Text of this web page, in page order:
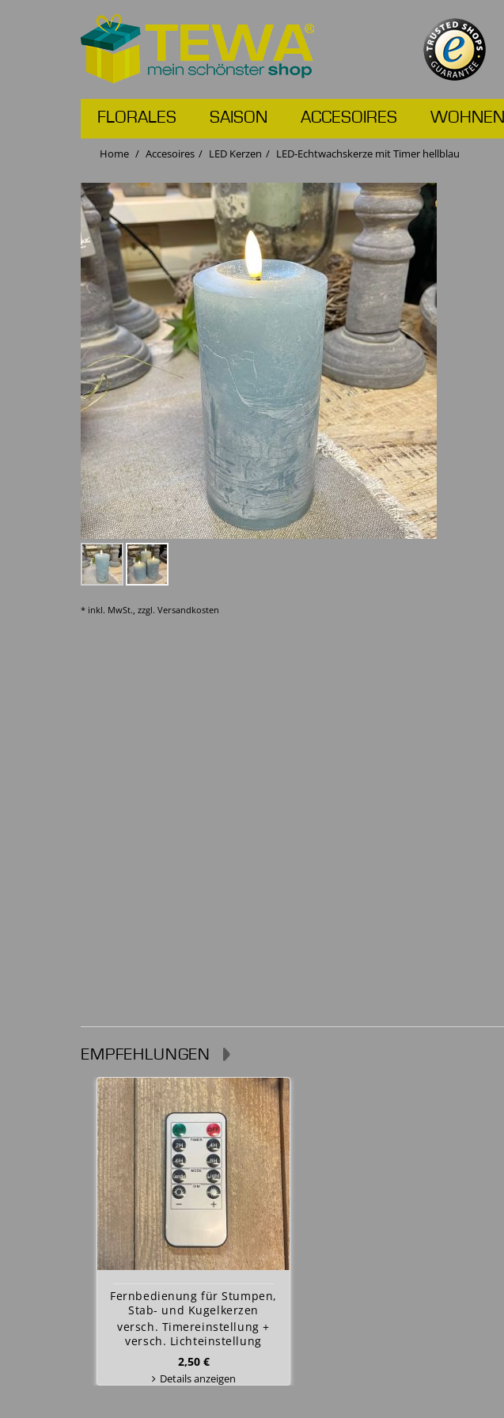
FLORALES SAISON ACCESOIRES WOHNEN
Home Accesoires LED Kerzen LED-Echtwachskerze mit Timer hellblau
* inkl. MwSt., zzgl. Versandkosten
EMPFEHLUNGEN
Fernbedienung für Stumpen,
Stab- und Kugelkerzen
versch. Timereinstellung +
versch. Lichteinstellung
2,50 €
Details anzeigen